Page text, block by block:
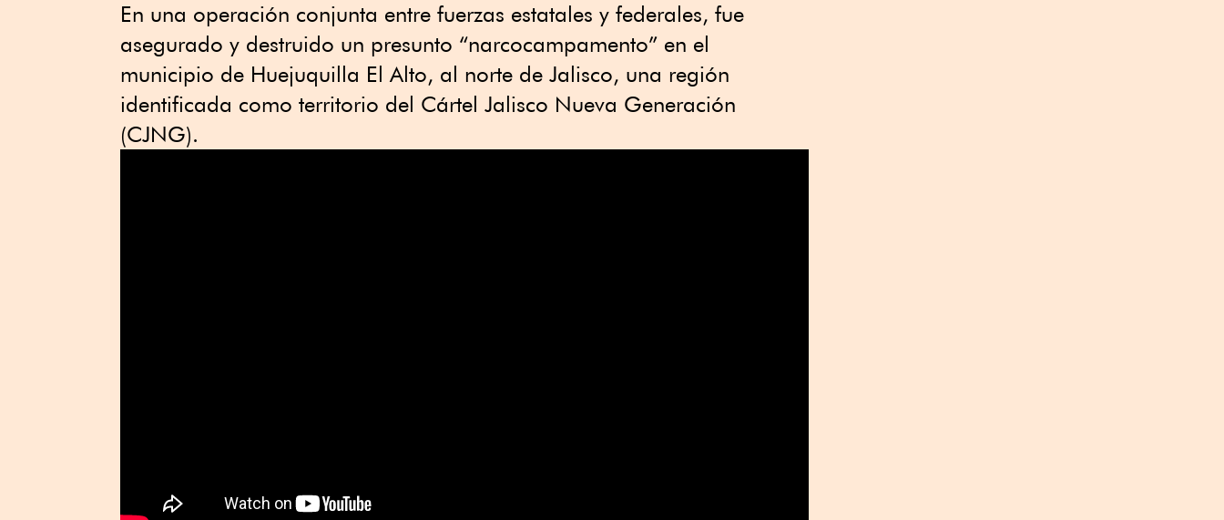
En una operación conjunta entre fuerzas estatales y federales, fue
asegurado y destruido un presunto “narcocampamento” en el
municipio de Huejuquilla El Alto, al norte de Jalisco, una región
identificada como territorio del Cártel Jalisco Nueva Generación
(CJNG).